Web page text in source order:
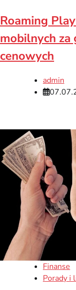
Roaming
mobilnych za
cenowych
admin
Finanse
Porady i